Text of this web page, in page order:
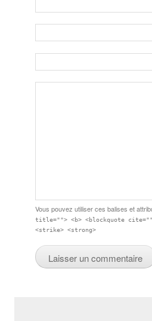
Vous pouvez utiliser ces balises et
title=""> <b> <blockquote
<strike> <strong>